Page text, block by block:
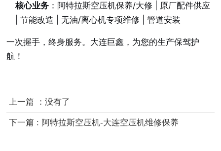
核心业务 ：阿特拉斯空压机保养/大修 | 原厂配件供应
| 节能改造 | 无油/离心机专项维修 | 管道安装
一次握手，终身服务。大连巨鑫，为您的生产保驾护
航！
上一篇 ：没有了
下一篇 : 阿特拉斯空压机-大连空压机维修保养